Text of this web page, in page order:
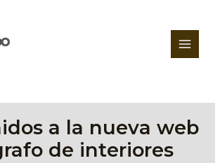
a la nueva web
de interiores